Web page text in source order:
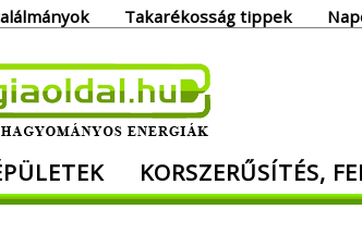
Takarékosság tippek
hagyományos energiák.
KORSZERŰSÍTÉS,